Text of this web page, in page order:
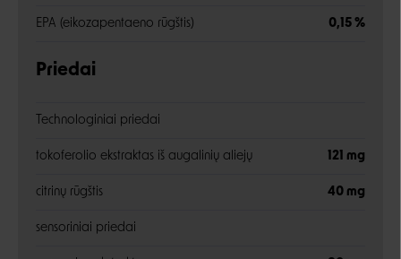
EPA (eikozapentaeno rūgštis) 0,15 %
Priedai
Technologiniai priedai
tokoferolio ekstraktas iš augalinių aliejų 121 mg
citrinų rūgštis 40 mg
sensoriniai priedai